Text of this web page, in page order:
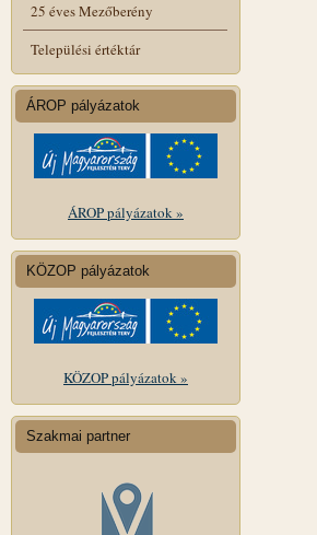
25 éves Mezőberény
Települési értéktár
ÁROP pályázatok
ÁROP pályázatok »
KÖZOP pályázatok
KÖZOP pályázatok »
Szakmai partner